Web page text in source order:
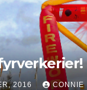
2016 CONNIE